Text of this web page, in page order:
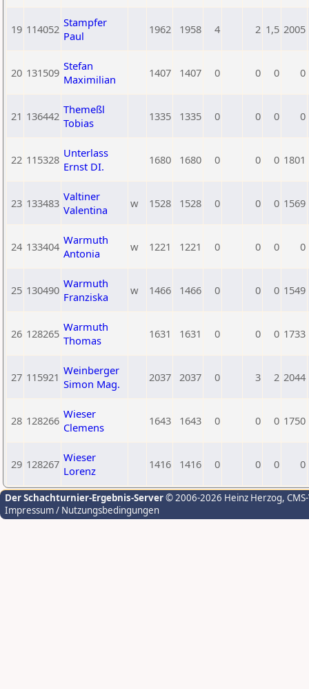
19 114052 Stampfer
Paul
1962 1958 4 2 1,5 2005
20 131509 Stefan
Maximilian
1407 1407 0 0 0 0
21 136442 Themeßl
Tobias
1335 1335 0 0 0 0
22 115328 Unterlass
Ernst DI.
1680 1680 0 0 0 1801
23 133483 Valtiner
Valentina
w 1528 1528 0 0 0 1569
24 133404 Warmuth
Antonia
w 1221 1221 0 0 0 0
25 130490 Warmuth
Franziska
w 1466 1466 0 0 0 1549
26 128265 Warmuth
Thomas
1631 1631 0 0 0 1733
27 115921 Weinberger
Simon Mag.
2037 2037 0 3 2 2044
28 128266 Wieser
Clemens
1643 1643 0 0 0 1750
29 128267 Wieser
Lorenz
1416 1416 0 0 0 0
Der Schachturnier-Ergebnis-Server© 2006-2026 Heinz Herzog,
Impressum / Nutzungsbedingungen